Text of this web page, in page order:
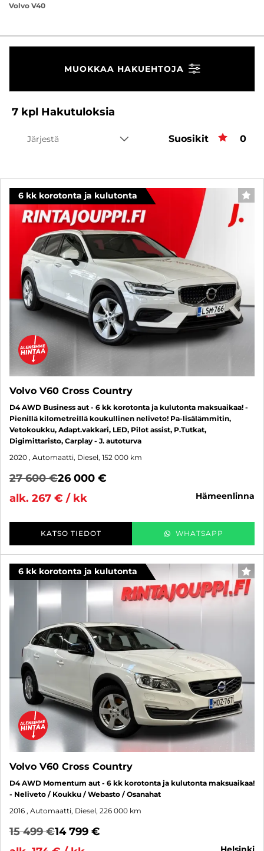
Volvo V40
MUOKKAA HAKUEHTOJA
7 kpl Hakutuloksia
Järjestä Suosikit 0
6 kk korotonta ja kulutonta
Volvo V60 Cross Country
D4 AWD Business aut - 6 kk korotonta ja kulutonta maksuaikaa! -
Pienillä kilometreillä koukullinen neliveto! Pa-lisälämmitin,
Vetokoukku, Adapt.vakkari, LED, Pilot assist, P.Tutkat,
Digimittaristo, Carplay - J. autoturva
2020 , Automaatti, Diesel, 152 000 km
27 600 €26 000 €
alk. 267 € / kk
hämeenlinna
KATSO TIEDOT WHATSAPP
6 kk korotonta ja kulutonta
Volvo V60 Cross Country
D4 AWD Momentum aut - 6 kk korotonta ja kulutonta maksuaikaa!
- Neliveto / Koukku / Webasto / Osanahat
2016 , Automaatti, Diesel, 226 000 km
15 499 €14 799 €